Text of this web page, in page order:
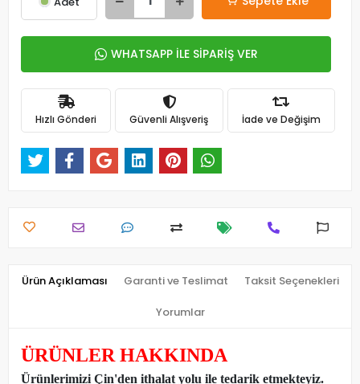
WHATSAPP İLE SİPARİŞ VER
Hızlı Gönderi Güvenli Alışveriş İade ve Değişim
Ürün Açıklaması Garanti ve Teslimat Taksit Seçenekleri
Yorumlar
ÜRÜNLER HAKKINDA
Ürünlerimizi Çin'den ithalat yolu ile tedarik etmekteyiz.